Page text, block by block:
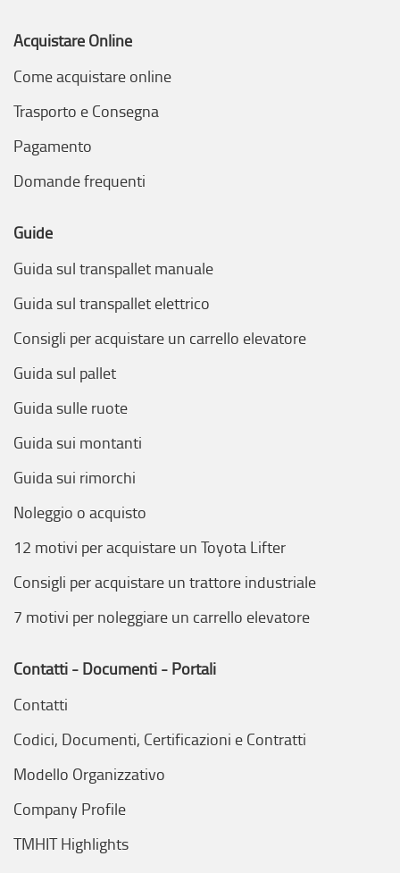
Acquistare Online
Come acquistare online
Trasporto e Consegna
Pagamento
Domande frequenti
Guide
Guida sul transpallet manuale
Guida sul transpallet elettrico
Consigli per acquistare un carrello elevatore
Guida sul pallet
Guida sulle ruote
Guida sui montanti
Guida sui rimorchi
Noleggio o acquisto
12 motivi per acquistare un Toyota Lifter
Consigli per acquistare un trattore industriale
7 motivi per noleggiare un carrello elevatore
Contatti - Documenti - Portali
Contatti
Codici, Documenti, Certificazioni e Contratti
Modello Organizzativo
Company Profile
TMHIT Highlights